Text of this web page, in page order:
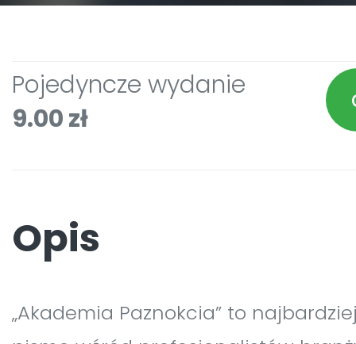
Pojedyncze wydanie
9.00 zł
Opis
„Akademia Paznokcia” to